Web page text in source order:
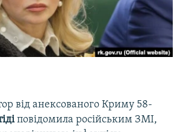
КРИМУ
від анексованого Криму 58-
повідомила російським ЗМІ,